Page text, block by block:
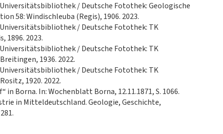
/ Deutsche Fotothek: Geologische
58: Windischleuba (Regis), 1906. 2023.
/ Deutsche Fotothek: TK
1896. 2023.
/ Deutsche Fotothek: TK
1936. 2022.
/ Deutsche Fotothek: TK
1920. 2022.
Borna. In: Wochenblatt Borna, 12.11.1871, S. 1066.
in Mitteldeutschland. Geologie, Geschichte,